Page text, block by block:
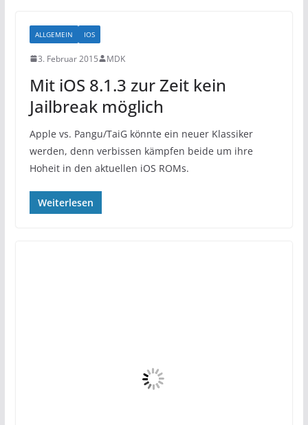
ALLGEMEIN IOS
3. Februar 2015 MDK
Mit iOS 8.1.3 zur Zeit kein
Jailbreak möglich
Apple vs. Pangu/TaiG könnte ein neuer Klassiker
werden, denn verbissen kämpfen beide um ihre
Hoheit in den aktuellen iOS ROMs.
Weiterlesen